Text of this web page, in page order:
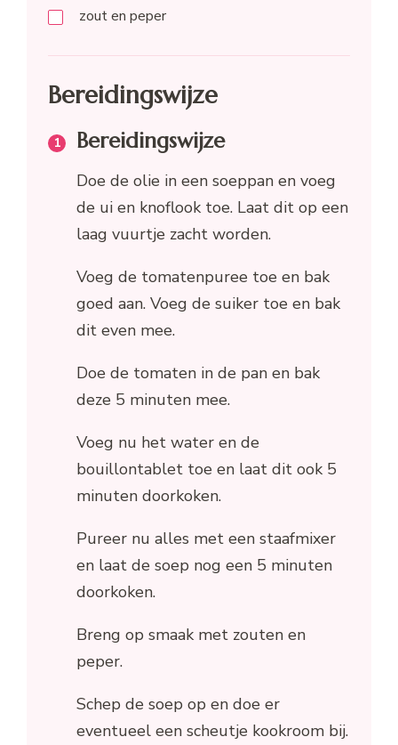
zout en peper
Bereidingswijze
Bereidingswijze
Doe de olie in een soeppan en voeg
de ui en knoflook toe. Laat dit op een
laag vuurtje zacht worden.
Voeg de tomatenpuree toe en bak
goed aan. Voeg de suiker toe en bak
dit even mee.
Doe de tomaten in de pan en bak
deze 5 minuten mee.
Voeg nu het water en de
bouillontablet toe en laat dit ook 5
minuten doorkoken.
Pureer nu alles met een staafmixer
en laat de soep nog een 5 minuten
doorkoken.
Breng op smaak met zouten en
peper.
Schep de soep op en doe er
eventueel een scheutje kookroom bij.